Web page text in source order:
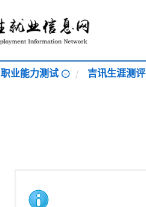
职业能力测试 吉讯生涯测评